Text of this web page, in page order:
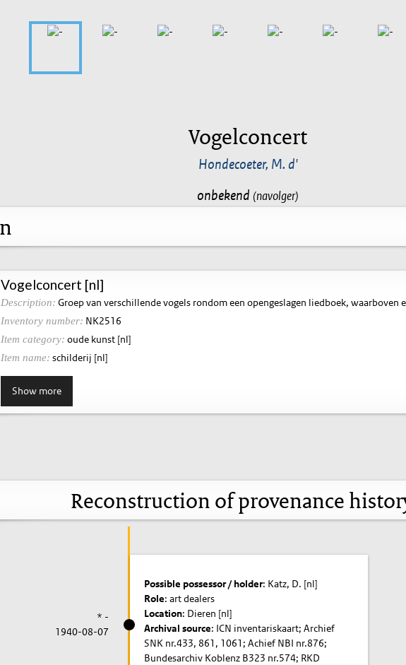
Vogelconcert
Hondecoeter, M. d'
onbekend (navolger)
Vogelconcert [nl]
Description: Groep van verschillende vogels rondom een opengeslagen liedboek, waarboven
Inventory number: NK2516
Item category: oude kunst [nl]
Item name: schilderij [nl]
Show more
Reconstruction of provenance
* -
1940-08-07
Possible possessor / holder: Katz, D. [nl]
Role: art dealers
Location: Dieren [nl]
Archival source: ICN inventariskaart; Archief
SNK nr.433, 861, 1061; Achief NBI nr.876;
Bundesarchiv Koblenz B323 nr.574; RKD